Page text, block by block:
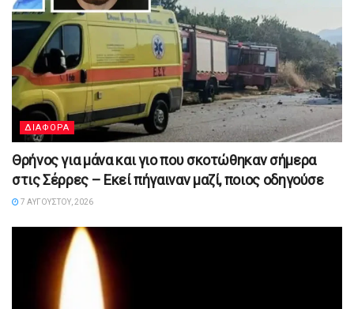
ΔΙΑΦΟΡΑ
Θρήνος για μάνα και γιο που σκοτώθηκαν σήμερα
στις Σέρρες – Εκεί πήγαιναν μαζί, ποιος οδηγούσε
7 ΑΥΓΟΎΣΤΟΥ, 2026